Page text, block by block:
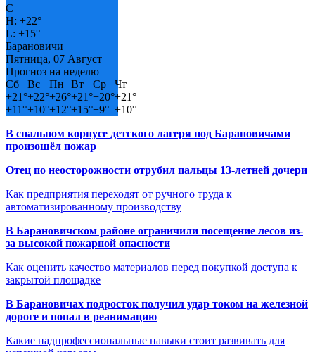
C
H: +22°
L: +15°
Барановичи
Пятница, 07 Август
Прогноз на неделю
Сб
Вс Пн Вт Ср
Чт
+21°+22°+26°+21°+20°+21°
+11°+10°+12°+15°+9° +10°
В спальном корпусе детского лагеря под Барановичами
произошёл пожар
Отец по неосторожности отрубил пальцы 13-летней дочери
Как предприятия переходят от ручного труда к
автоматизированному производству
В Барановичском районе ограничили посещение лесов из-
за высокой пожарной опасности
Как оценить качество материалов перед покупкой доступа к
закрытой площадке
В Барановичах подросток получил удар током на железной
дороге и попал в реанимацию
Какие надпрофессиональные навыки стоит развивать для